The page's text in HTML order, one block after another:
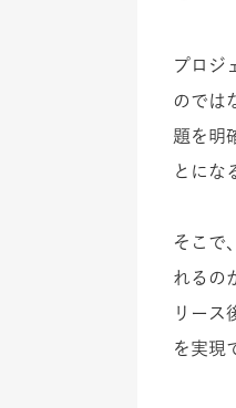
プロジ
のでは
題を明
とにな
そこで
れるの
リース
を実現